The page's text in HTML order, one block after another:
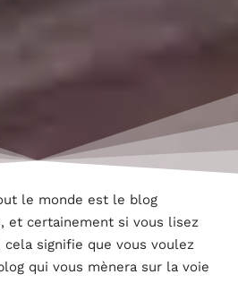
le monde est le blog
et certainement si vous lisez
cela signifie que vous voulez
qui vous mènera sur la voie